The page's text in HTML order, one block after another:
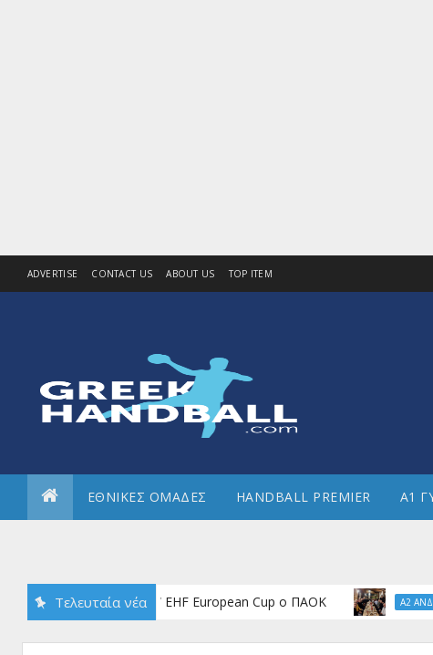
ADVERTISE CONTACT US ABOUT US TOP ITEM
ΕΘΝΙΚΕΣ ΟΜΑΔΕΣ HANDBALL PREMIER Α1
Τελευταία νέα
στους 8 του W EHF European Cup ο ΠΑΟΚ Α2 ΑΝΔΡΏΝ